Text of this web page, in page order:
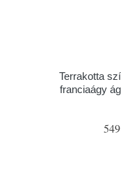
Terrakotta
franciaágy